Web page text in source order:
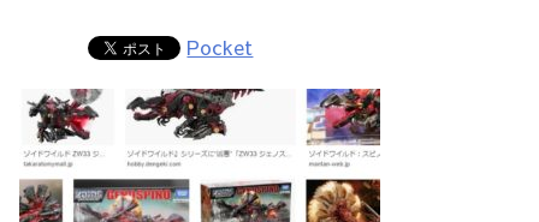
Pocket